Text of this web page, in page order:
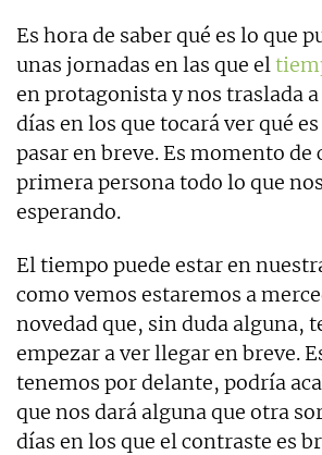
Es hora de saber qué es lo que
unas jornadas en las que el
en protagonista y nos traslada
días en los que tocará ver qué
pasar en breve. Es momento de
primera persona todo lo que
esperando.
El tiempo puede estar en
como vemos estaremos a
novedad que, sin duda alguna,
empezar a ver llegar en breve.
tenemos por delante, podría
que nos dará alguna que otra
días en los que el contraste es